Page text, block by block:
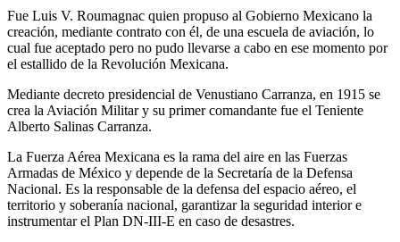
Fue Luis V. Roumagnac quien propuso al Gobierno Mexicano la
creación, mediante contrato con él, de una escuela de aviación, lo
cual fue aceptado pero no pudo llevarse a cabo en ese momento por
el estallido de la Revolución Mexicana.
Mediante decreto presidencial de Venustiano Carranza, en 1915 se
crea la Aviación Militar y su primer comandante fue el Teniente
Alberto Salinas Carranza.
La Fuerza Aérea Mexicana es la rama del aire en las Fuerzas
Armadas de México y depende de la Secretaría de la Defensa
Nacional. Es la responsable de la defensa del espacio aéreo, el
territorio y soberanía nacional, garantizar la seguridad interior e
instrumentar el Plan DN-III-E en caso de desastres.